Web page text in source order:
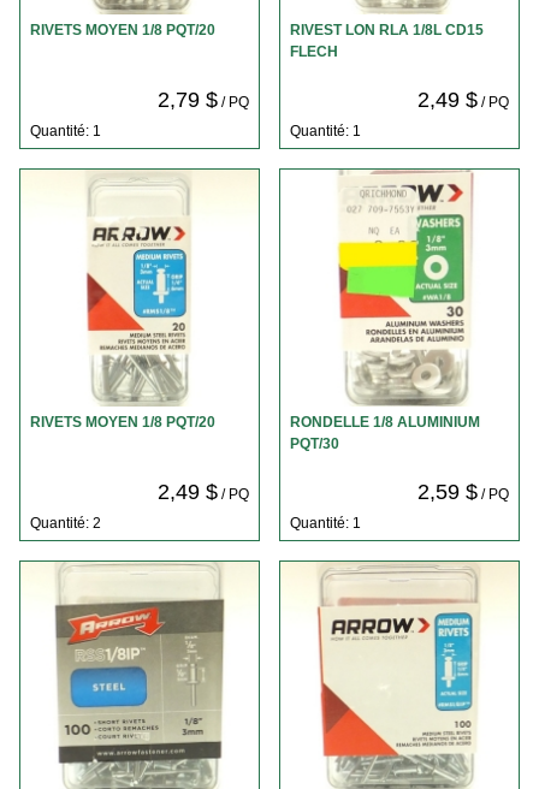
RIVETS MOYEN 1/8 PQT/20
2,79 $/ PQ
Quantité: 1
RIVEST LON RLA 1/8L CD15
FLECH
2,49 $/ PQ
Quantité: 1
RIVETS MOYEN 1/8 PQT/20
2,49 $/ PQ
Quantité: 2
RONDELLE 1/8 ALUMINIUM
PQT/30
2,59 $/ PQ
Quantité: 1